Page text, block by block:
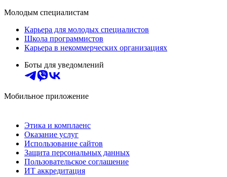
Молодым специалистам
Карьера для молодых специалистов
Школа программистов
Карьера в некоммерческих организациях
Боты для уведомлений
Мобильное приложение
Этика и комплаенс
Оказание услуг
Использование сайтов
Защита персональных данных
Пользовательское соглашение
ИТ аккредитация